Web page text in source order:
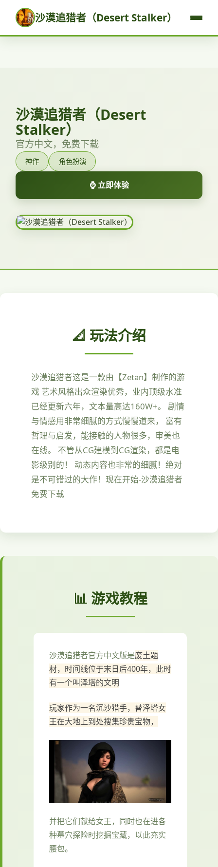
沙漠追猎者（Desert Stalker）
沙漠追猎者（Desert
Stalker）
官方中文，免费下载
神作 角色扮演
⌚ 立即体验
📐 玩法介绍
沙漠追猎者这是一款由【Zetan】制作的游
戏 艺术风格出众渲染优秀，业内顶级水准
已经更新六年，文本量高达160W+。 剧情
与情感用非常细腻的方式慢慢道来， 富有
哲理与启发，能接触的人物很多，审美也
在线。 不管从CG建模到CG渲染，都是电
影级别的！ 动态内容也非常的细腻！绝对
是不可错过的大作！现在开始-沙漠追猎者
免费下载
📊 游戏教程
沙漠追猎者官方中文版是废土题
材，时间线位于末日后400年，此时
有一个叫泽塔的文明
玩家作为一名沉沙猎手，替泽塔女
王在大地上到处搜集珍贵宝物，
并把它们献给女王，同时也在进各
种墓穴探险时挖掘宝藏，以此充实
腰包。